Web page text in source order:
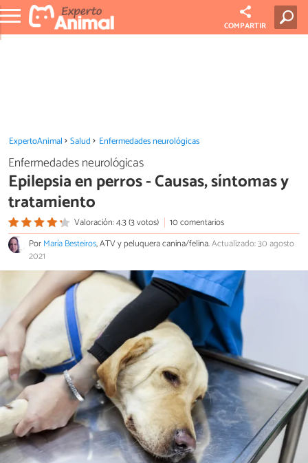
COMPARTIR
ExpertoAnimal Salud Enfermedades neurológicas
Enfermedades neurológicas
Epilepsia en perros - Causas, síntomas y
tratamiento
Valoración: 4.3 (3 votos)
10 comentarios
PorMaría Besteiros, ATV y peluquera canina/felina.Actualizado: 30 agosto
2021